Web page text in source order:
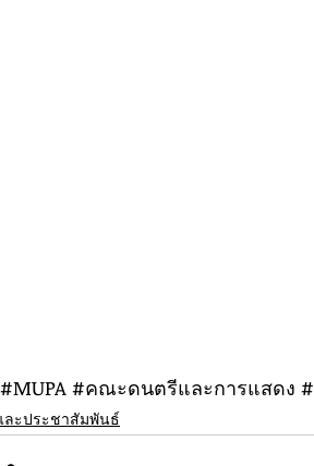
#MUPA #คณะดนตรีและการแสดง
ละประชาสัมพันธ์